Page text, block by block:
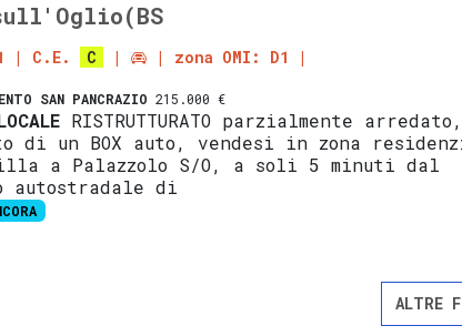
C.E. C zona OMI: D1
SAN PANCRAZIO 215.000 €
RISTRUTTURATO parzialmente
di un BOX auto, vendesi in zona
a Palazzolo S/O, a soli 5 minuti dal
autostradale di
ALTRE